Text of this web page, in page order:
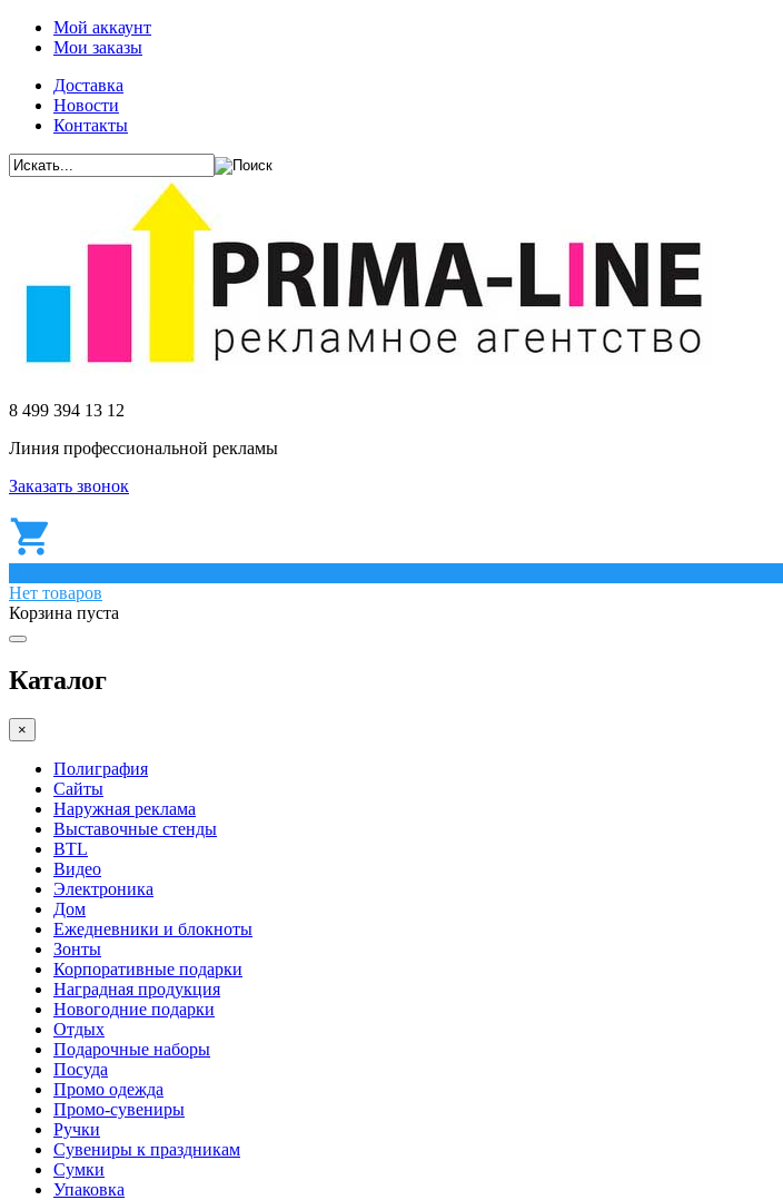
Мой аккаунт
Мои заказы
Доставка
Новости
Контакты
8 499 394 13 12
Линия профессиональной рекламы
Заказать звонок
Нет товаров
Корзина пуста
Каталог
×
Полиграфия
Сайты
Наружная реклама
Выставочные стенды
BTL
Видео
Электроника
Дом
Ежедневники и блокноты
Зонты
Корпоративные подарки
Наградная продукция
Новогодние подарки
Отдых
Подарочные наборы
Посуда
Промо одежда
Промо-сувениры
Ручки
Сувениры к праздникам
Сумки
Упаковка